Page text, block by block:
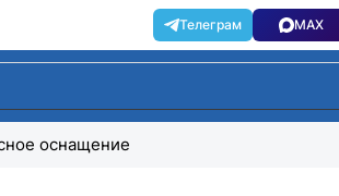
оснащение